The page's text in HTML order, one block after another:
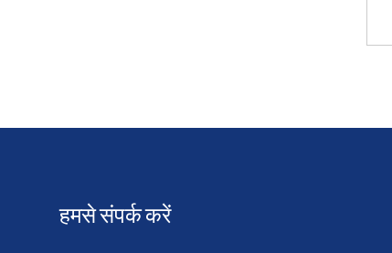
हमसे संपर्क करें